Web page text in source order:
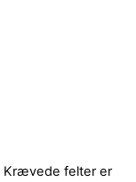
Krævede felter er